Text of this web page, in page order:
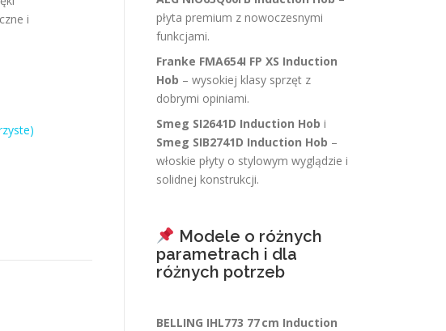
i
płyta premium z nowoczesnymi
funkcjami.
Franke FMA654I FP XS Induction
Hob – wysokiej klasy sprzęt z
dobrymi opiniami.
Smeg SI2641D Induction Hob i
Smeg SIB2741D Induction Hob –
włoskie płyty o stylowym wyglądzie i
solidnej konstrukcji.
Modele o różnych
parametrach i dla
różnych potrzeb
BELLING IHL773 77 cm Induction